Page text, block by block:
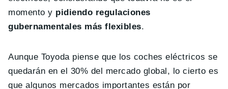
momento y pidiendo regulaciones
gubernamentales más flexibles.
Aunque Toyoda piense que los coches eléctricos se
quedarán en el 30% del mercado global, lo cierto es
que algunos mercados importantes están por